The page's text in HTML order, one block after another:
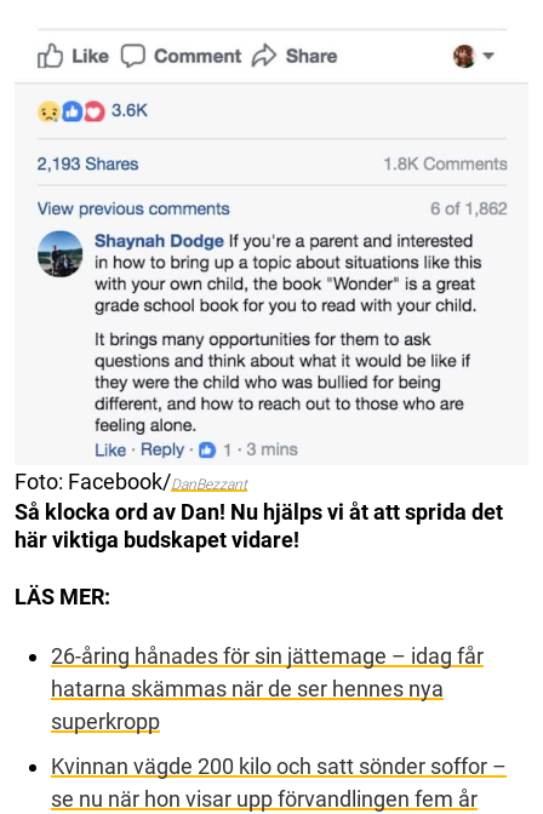
Foto: Facebook/DanBezzant
Så klocka ord av Dan! Nu hjälps vi åt att sprida det
här viktiga budskapet vidare!
LÄS MER:
26-åring hånades för sin jättemage – idag får
hatarna skämmas när de ser hennes nya
superkropp
Kvinnan vägde 200 kilo och satt sönder soffor –
se nu när hon visar upp förvandlingen fem år